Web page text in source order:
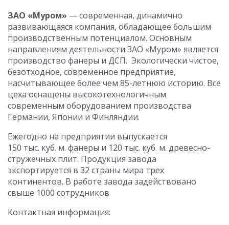
ЗАО «Муром» — современная, динамично
развивающаяся компания, обладающее большим
производственным потенциалом. Основным
направлениям деятельности ЗАО «Муром» является
производство фанеры и ДСП. Экологически чистое,
безотходное, современное предприятие,
насчитывающее более чем 85-летнюю историю. Все
цеха оснащены высокотехнологичным
современным оборудованием производства
Германии, Японии и Финляндии.
Ежегодно на предприятии выпускается
150 тыс. куб. м. фанеры и 120 тыс. куб. м. древесно-
стружечных плит. Продукция завода
экспортируется в 32 страны мира трех
континентов. В работе завода задействовано
свыше 1000 сотрудников
Контактная информация: